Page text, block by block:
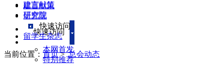
建言献策
研究院
快速访问
本网首发
特别推荐
建言献策
研究院
快速访问
留学生杂志
当前位置： 首页>总会动态